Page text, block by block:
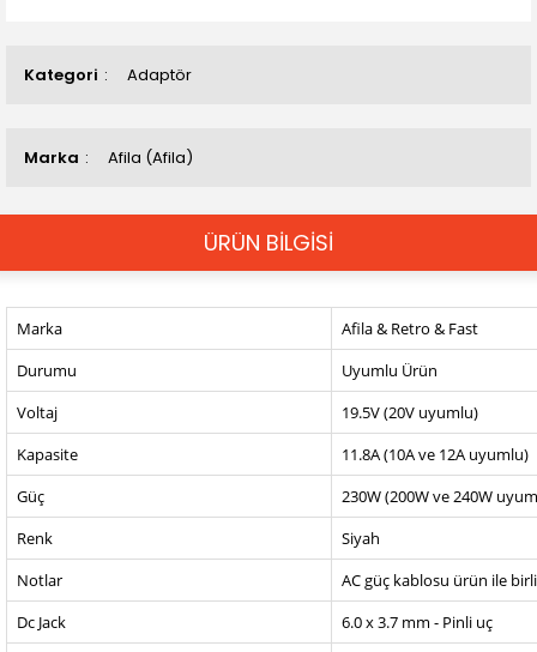
Kategori Adaptör
Marka Afila (Afila)
ÜRÜN BİLGİSİ
Marka
Afila & Retro & Fast
Durumu
Uyumlu Ürün
Voltaj
19.5V (20V uyumlu)
Kapasite
11.8A (10A ve 12A uyumlu)
Güç
230W (200W ve 240W
Renk
Siyah
Notlar
AC güç kablosu ürün ile
Dc Jack
6.0 x 3.7 mm - Pinli uç